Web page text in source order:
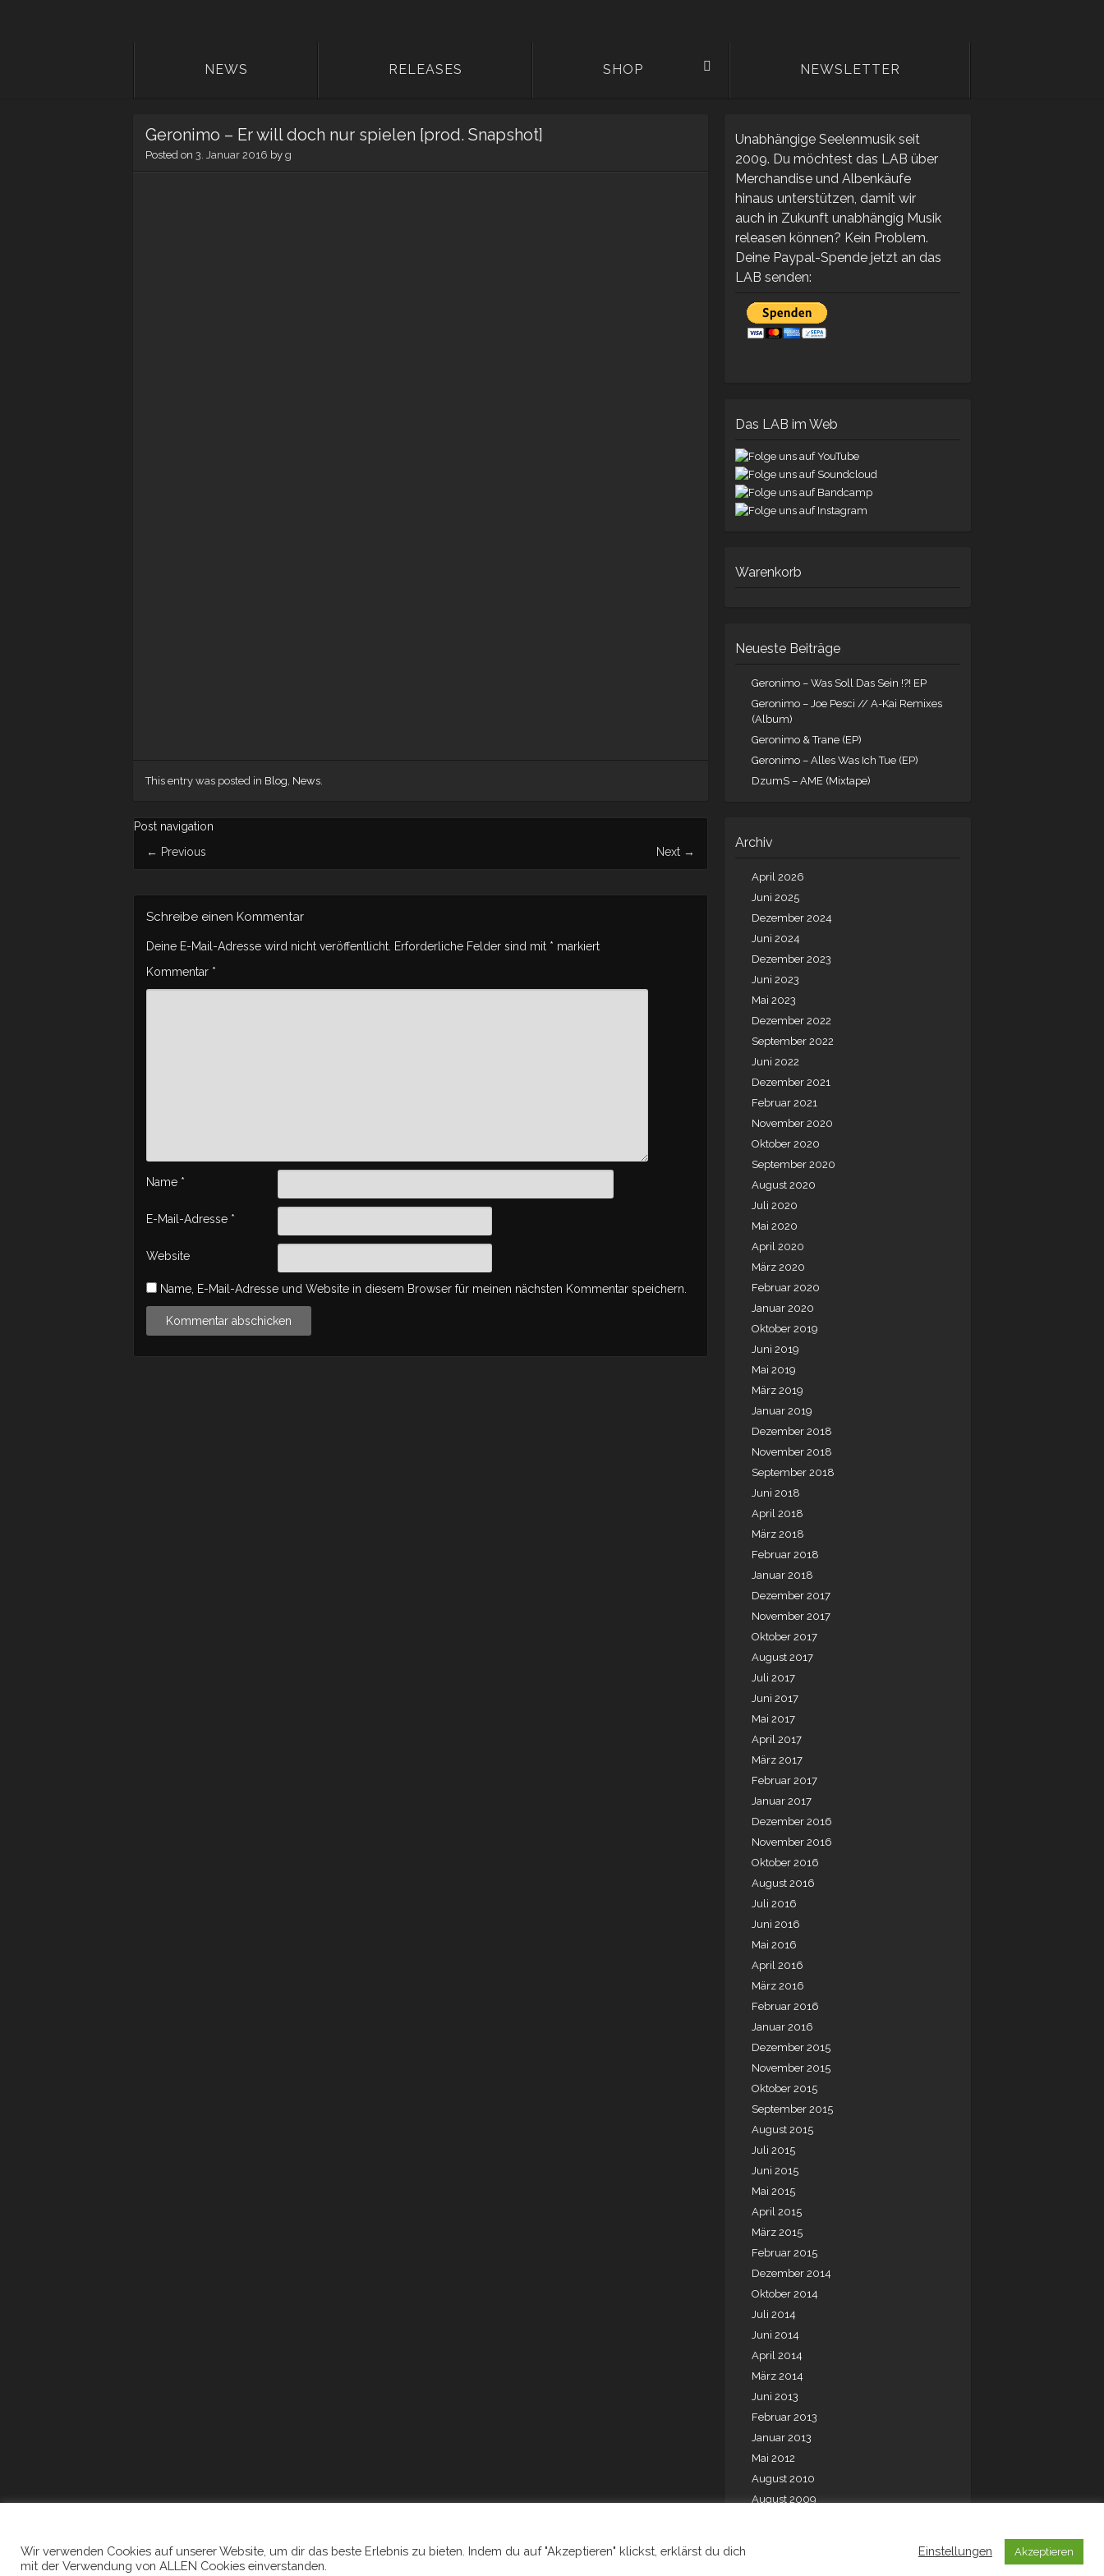
NEWS RELEASES SHOP NEWSLETTER
Geronimo – Er will doch nur spielen [prod. Snapshot]
Posted on 3. Januar 2016 by g
This entry was posted in Blog, News.
Post navigation
← Previous Next →
Schreibe einen Kommentar
Deine E-Mail-Adresse wird nicht veröffentlicht. Erforderliche Felder sind mit * markiert
Kommentar *
Name *
E-Mail-Adresse *
Website
Name, E-Mail-Adresse und Website in diesem Browser für meinen nächsten Kommentar speichern.
Unabhängige Seelenmusik seit
2009. Du möchtest das LAB über
Merchandise und Albenkäufe
hinaus unterstützen, damit wir
auch in Zukunft unabhängig Musik
releasen können? Kein Problem.
Deine Paypal-Spende jetzt an das
LAB senden:
Das LAB im Web
Warenkorb
Neueste Beiträge
Geronimo – Was Soll Das Sein !?! EP
Geronimo – Joe Pesci // A-Kai Remixes
(Album)
Geronimo & Trane (EP)
Geronimo – Alles Was Ich Tue (EP)
DzumS – AME (Mixtape)
Archiv
April 2026
Juni 2025
Dezember 2024
Juni 2024
Dezember 2023
Juni 2023
Mai 2023
Dezember 2022
September 2022
Juni 2022
Dezember 2021
Februar 2021
November 2020
Oktober 2020
September 2020
August 2020
Juli 2020
Mai 2020
April 2020
März 2020
Februar 2020
Januar 2020
Oktober 2019
Juni 2019
Mai 2019
März 2019
Januar 2019
Dezember 2018
November 2018
September 2018
Juni 2018
April 2018
März 2018
Februar 2018
Januar 2018
Dezember 2017
November 2017
Oktober 2017
August 2017
Juli 2017
Juni 2017
Mai 2017
April 2017
März 2017
Februar 2017
Januar 2017
Dezember 2016
November 2016
Oktober 2016
August 2016
Juli 2016
Juni 2016
Mai 2016
April 2016
März 2016
Februar 2016
Januar 2016
Dezember 2015
November 2015
Oktober 2015
September 2015
August 2015
Juli 2015
Juni 2015
Mai 2015
April 2015
März 2015
Februar 2015
Dezember 2014
Oktober 2014
Juli 2014
Juni 2014
April 2014
März 2014
Juni 2013
Februar 2013
Januar 2013
Mai 2012
August 2010
August 2009
Wir verwenden Cookies auf unserer Website, um dir das beste Erlebnis zu bieten. Indem du auf "Akzeptieren" klickst, erklärst du dich
mit der Verwendung von ALLEN Cookies einverstanden.
Einstellungen Akzeptieren